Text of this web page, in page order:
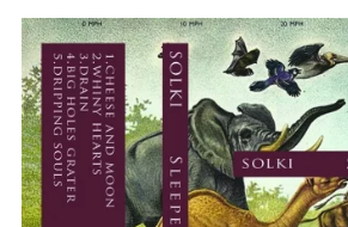
ARTISTI
CONCERTI
SHOP
RADIO